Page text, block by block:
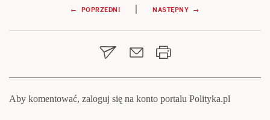
Nawigacja
wpisu
← POPRZEDNI | NASTĘPNY →
Aby komentować, zaloguj się na konto portalu Polityka.pl